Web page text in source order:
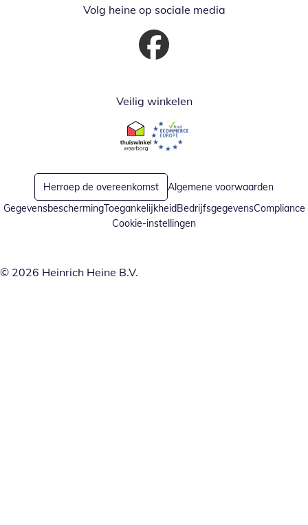
Volg heine op sociale media
Opent in nieuw venster
Veilig winkelen
Opent in nieuw venster
Opent in nieuw venster
Herroep de overeenkomst
Algemene voorwaarden
GegevensbeschermingToegankelijkheidBedrijfsgegevensCompliance
Cookie-instellingen
© 2026 Heinrich Heine B.V.